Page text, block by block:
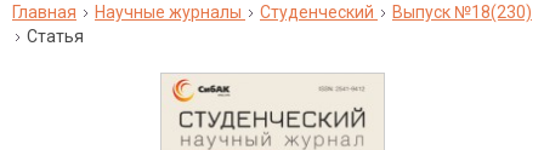
Главная Научные журналы Студенческий
Выпуск №18(230)
Статья